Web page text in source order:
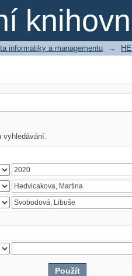
informatiky a managementu →
vyhledávání.